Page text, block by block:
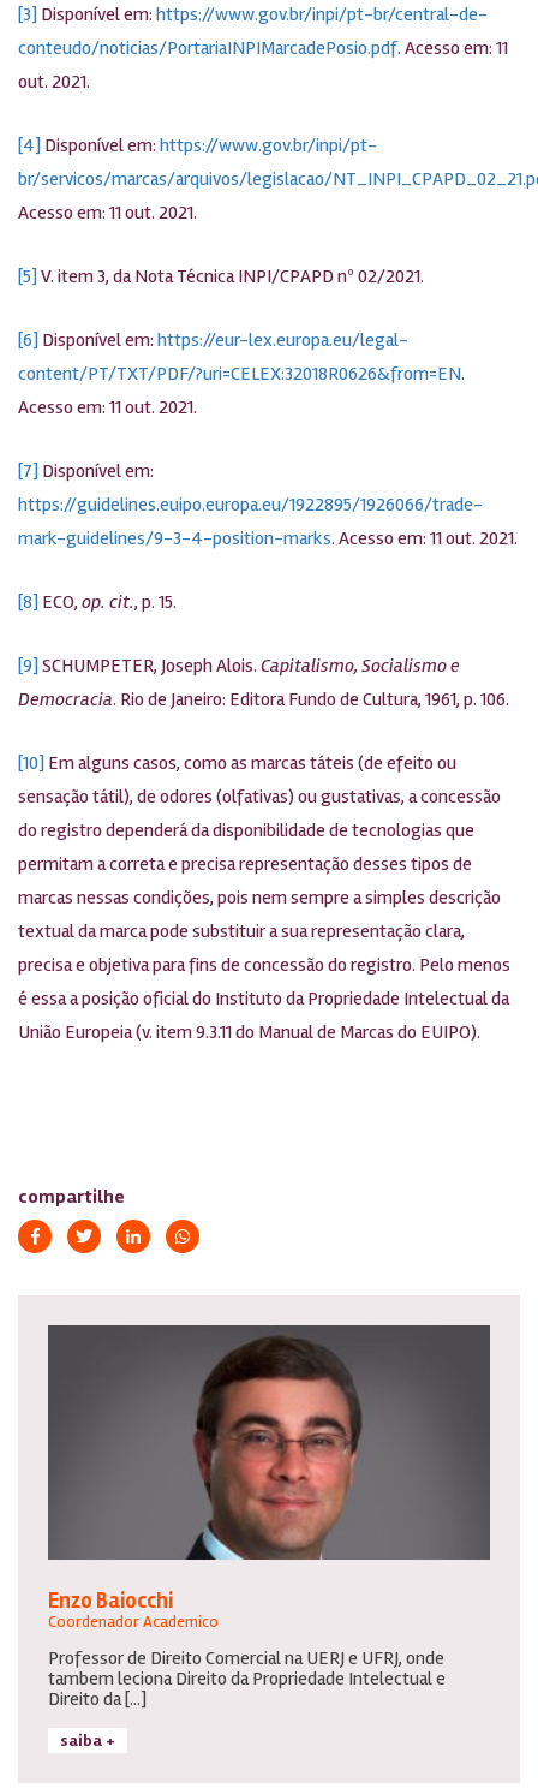
[3] Disponível em: https://www.gov.br/inpi/pt-br/central-de-
conteudo/noticias/PortariaINPIMarcadePosio.pdf. Acesso em: 11
out. 2021.
[4] Disponível em: https://www.gov.br/inpi/pt-
br/servicos/marcas/arquivos/legislacao/
Acesso em: 11 out. 2021.
[5]V. item 3, da Nota Técnica INPI/CPAPD nº 02/2021.
[6] Disponível em: https://eur-lex.europa.eu/legal-
content/PT/TXT/PDF/?uri=CELEX:32018R0626&from=EN.
Acesso em: 11 out. 2021.
[7] Disponível em:
https://guidelines.euipo.europa.eu/1922895/1926066/trade-
mark-guidelines/9-3-4-position-marks. Acesso em: 11 out. 2021.
[8] ECO, op. cit., p. 15.
[9]SCHUMPETER, Joseph Alois. Capitalismo, Socialismo e
Democracia. Rio de Janeiro: Editora Fundo de Cultura, 1961, p. 106.
[10] Em alguns casos, como as marcas táteis (de efeito ou
sensação tátil), de odores (olfativas) ou gustativas, a concessão
do registro dependerá da disponibilidade de tecnologias que
permitam a correta e precisa representação desses tipos de
marcas nessas condições, pois nem sempre a simples descrição
textual da marca pode substituir a sua representação clara,
precisa e objetiva para fins de concessão do registro. Pelo menos
é essa a posição oficial do Instituto da Propriedade Intelectual da
União Europeia (v. item 9.3.11 do Manual de Marcas do EUIPO).
compartilhe
Enzo Baiocchi
Coordenador Academico
Professor de Direito Comercial na UERJ e UFRJ, onde
tambem leciona Direito da Propriedade Intelectual e
Direito da [...]
saiba +